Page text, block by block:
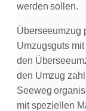
werden sollen.
Überseeumzug
Umzugsguts
den
den Umzug
Seeweg
mit speziellen